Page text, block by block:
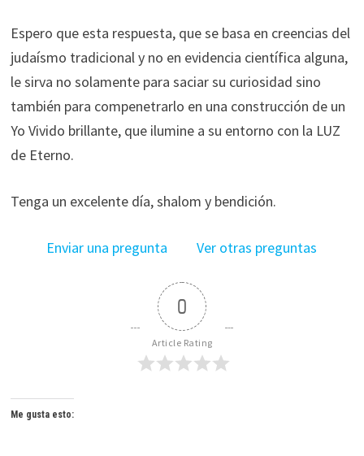
Espero que esta respuesta, que se basa en creencias del
judaísmo tradicional y no en evidencia científica alguna,
le sirva no solamente para saciar su curiosidad sino
también para compenetrarlo en una construcción de un
Yo Vivido brillante, que ilumine a su entorno con la LUZ
de Eterno.
Tenga un excelente día, shalom y bendición.
Enviar una pregunta Ver otras preguntas
0
Article Rating
Me gusta esto: